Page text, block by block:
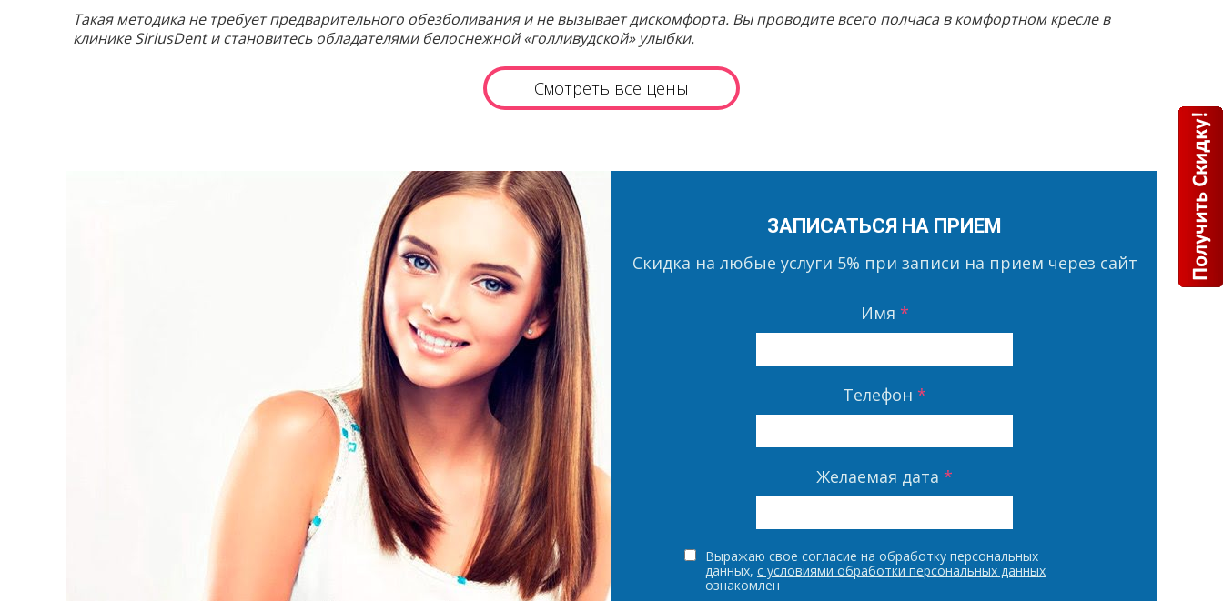
Такая методика не требует предварительного обезболивания и не вызывает дискомфорта. Вы проводите всего полчаса в комфортном кресле в
клинике SiriusDent и становитесь обладателями белоснежной «голливудской» улыбки.
Смотреть все цены
ЗАПИСАТЬСЯ НА ПРИЕМ
Скидка на любые услуги 5% при записи на прием через сайт
Имя *
Телефон *
Желаемая дата *
Выражаю свое согласие на обработку персональных
данных, с условиями обработки персональных данных
ознакомлен